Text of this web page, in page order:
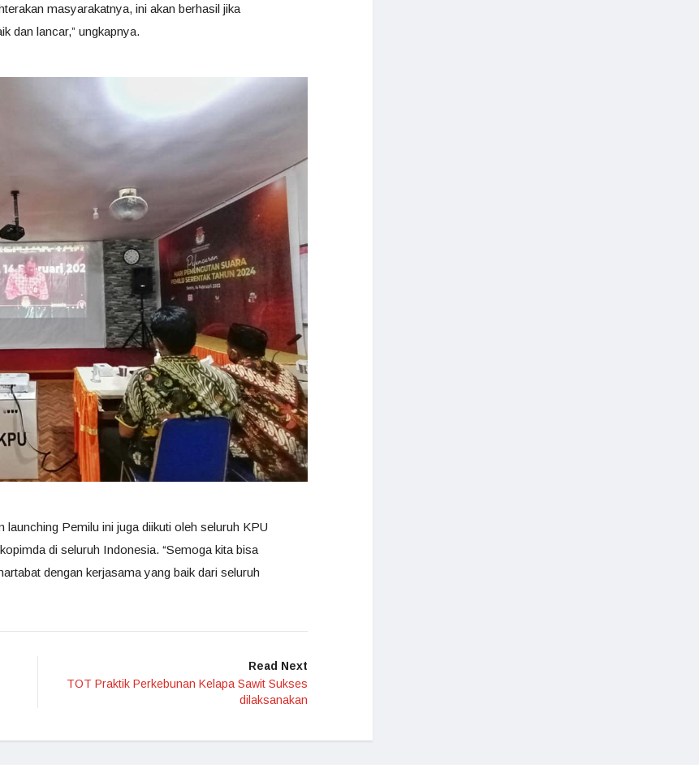
masyarakatnya, ini akan berhasil jika
dan lancar,” ungkapnya.
Pemilu ini juga diikuti oleh seluruh KPU
di seluruh Indonesia. “Semoga kita bisa
dengan kerjasama yang baik dari seluruh
Read Next
TOT Praktik Perkebunan Kelapa Sawit Sukses
dilaksanakan